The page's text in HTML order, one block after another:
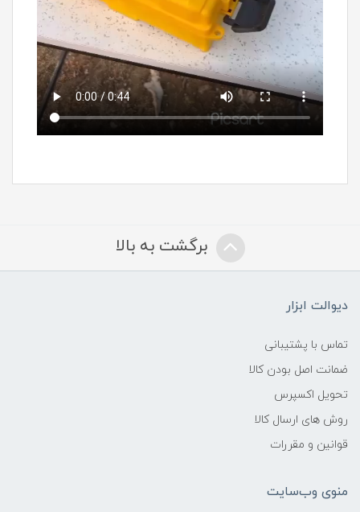
برگشت به بالا
دیوالت ابزار
تماس با پشتیبانی
ضمانت اصل بودن کالا
تحویل اکسپرس
روش های ارسال کالا
قوانین و مقررات
منوی وب‌سایت